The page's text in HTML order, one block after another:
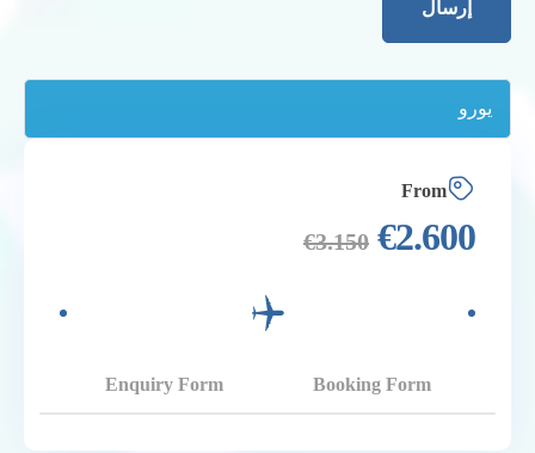
From
€2.600
€3.150
Booking Form
Enquiry Form